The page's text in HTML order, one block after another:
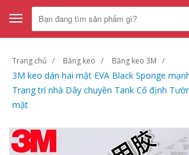
Toggle
navigation
Trang chủ Băng keo Băng keo 3M
3M keo dán hai mặt EVA Black Sponge
Trang trí nhà Dây chuyền Tank Cố định
mặt